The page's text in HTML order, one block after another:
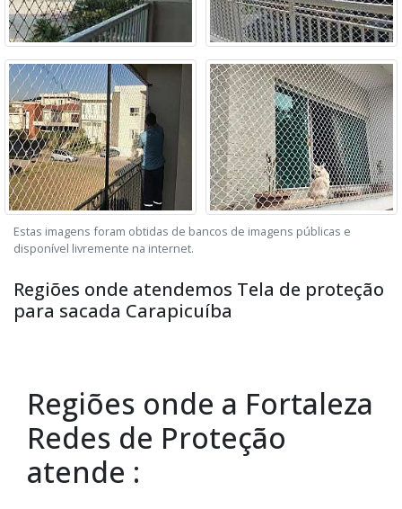
Estas imagens foram obtidas de bancos de imagens públicas e
disponível livremente na internet.
Regiões onde atendemos Tela de proteção
para sacada Carapicuíba
Regiões onde a Fortaleza
Redes de Proteção
atende :